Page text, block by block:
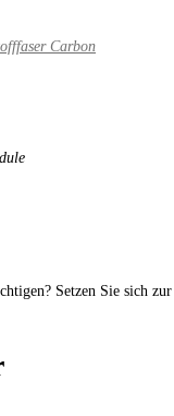
Carbon
Setzen Sie sich